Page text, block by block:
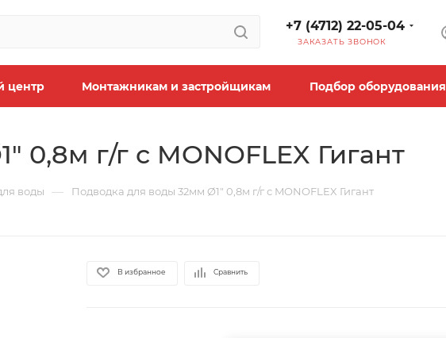
+7 (4712) 22-05-04
ЗАКАЗАТЬ ЗВОНОК
центр Монтажникам и застройщикам Подбор оборудования
г/г с MONOFLEX Гигант
воды — Подводка для воды 32мм Ø1" 0,8м г/г с MONOFLEX Гигант
В избранное Сравнить